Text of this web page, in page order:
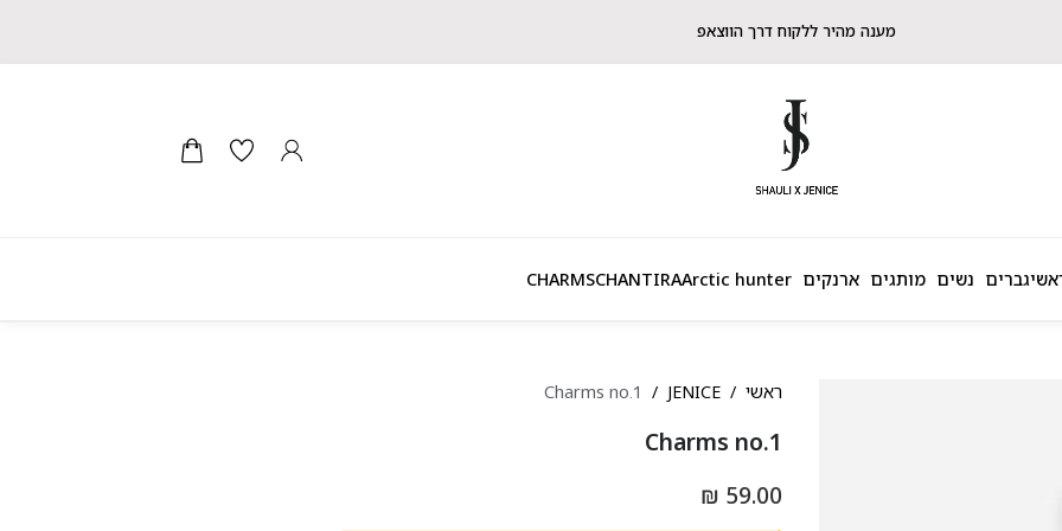
מענה מהיר ללקוח דרך הווצאפ
גברים נשים מותגים ארנקים Arctic hunter
CHANTIRA
CHARMS
ראשי JENICE
Charms no.1
Charms no.1
59.00 ₪